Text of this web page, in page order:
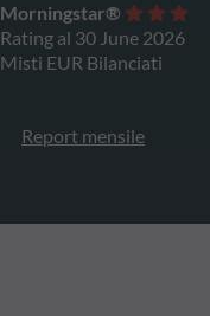
Morningstar®
Rating al 30 June 2026
Misti EUR Bilanciati
Report mensile